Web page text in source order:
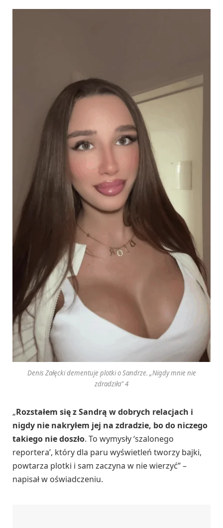
Denis Załęcki dementuje plotki o Sandrze. „Nigdy mnie nie
zdradziła” 4
„Rozstałem się z Sandrą w dobrych relacjach i
nigdy nie nakryłem jej na zdradzie, bo do niczego
takiego nie doszło. To wymysły ‘szalonego
reportera’, który dla paru wyświetleń tworzy bajki,
powtarza plotki i sam zaczyna w nie wierzyć” –
napisał w oświadczeniu.